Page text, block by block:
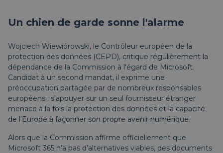
Un chien de garde sonne l'alarme
Wojciech Wiewiórowski, le Contrôleur européen de la
protection des données (CEPD), critique régulièrement la
dépendance de la Commission à l'égard de Microsoft.
Candidat à un second mandat, il exprime une
préoccupation partagée par de nombreux responsables
européens : s'appuyer sur un seul fournisseur étranger
menace à la fois la protection des données et la capacité
de l'Europe à façonner son propre avenir numérique.
Alors que la Commission affirme officiellement que
Microsoft 365 n’a pas d’alternatives viables, des documents